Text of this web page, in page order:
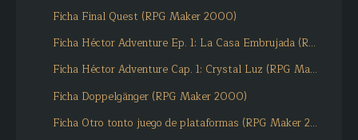
Ficha Final Quest (RPG Maker 2000)
Ficha Héctor Adventure Ep. 1: La Casa Embrujada (R...
Ficha Héctor Adventure Cap. 1: Crystal Luz (RPG Ma...
Ficha Doppelgänger (RPG Maker 2000)
Ficha Otro tonto juego de plataformas (RPG Maker 2...